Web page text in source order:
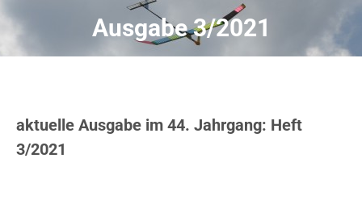
Ausgabe 3/2021
aktuelle Ausgabe im 44. Jahrgang: Heft
3/2021